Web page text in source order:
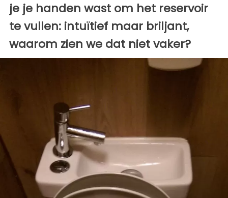
je je handen wast om het reservoir
te vullen: intuïtief maar briljant,
waarom zien we dat niet vaker?